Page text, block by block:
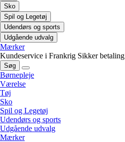
Sko
Spil og Legetøj
Udendørs og sports
Udgående udvalg
Mærker
Kundeservice i Frankrig Sikker betaling
Søg
Børnepleje
Værelse
Tøj
Sko
Spil og Legetøj
Udendørs og sports
Udgående udvalg
Mærker